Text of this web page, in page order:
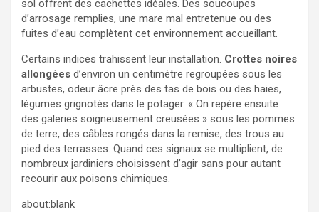
sol offrent des cachettes idéales. Des soucoupes
d’arrosage remplies, une mare mal entretenue ou des
fuites d’eau complètent cet environnement accueillant.
Certains indices trahissent leur installation. Crottes noires
allongées d’environ un centimètre regroupées sous les
arbustes, odeur âcre près des tas de bois ou des haies,
légumes grignotés dans le potager. « On repère ensuite
des galeries soigneusement creusées » sous les pommes
de terre, des câbles rongés dans la remise, des trous au
pied des terrasses. Quand ces signaux se multiplient, de
nombreux jardiniers choisissent d’agir sans pour autant
recourir aux poisons chimiques.
about:blank